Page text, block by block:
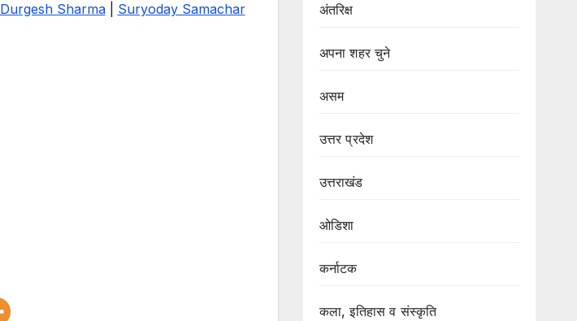
Durgesh Sharma| Suryoday Samachar अंतरिक्ष
अपना शहर चुने
असम
उत्तर प्रदेश
उत्तराखंड
ओडिशा
कर्नाटक
कला, इतिहास व संस्कृति